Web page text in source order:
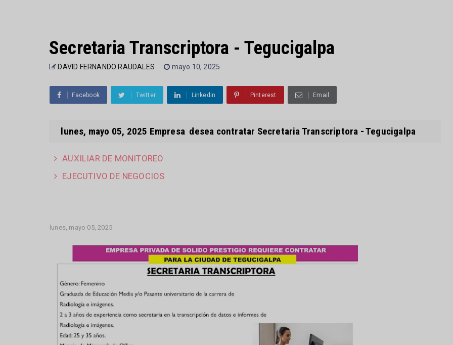
Secretaria Transcriptora - Tegucigalpa
DAVID FERNANDO RAUDALES mayo 10, 2025
Facebook Twitter Linkedin Pinterest Email
lunes, mayo 05, 2025 Empresa desea contratar Secretaria Transcriptora - Tegucigalpa
AUXILIAR DE MONITOREO
EJECUTIVO DE NEGOCIOS
lunes, mayo 05, 2025